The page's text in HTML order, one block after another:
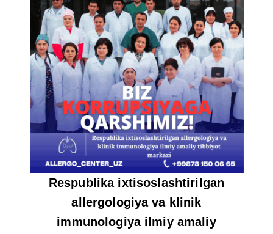
Respublika ixtisoslashtirilgan
allergologiya va klinik
immunologiya ilmiy amaliy